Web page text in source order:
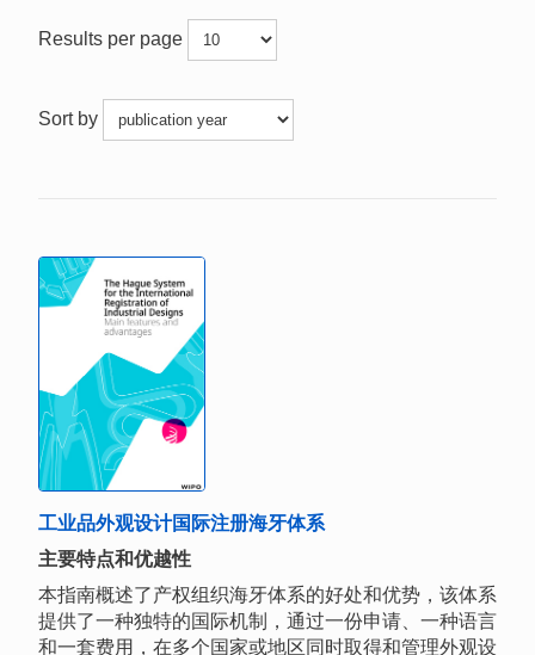
Results per page
Sort by
工业品外观设计国际注册海牙体系
主要特点和优越性
本指南概述了产权组织海牙体系的好处和优势，该体系
提供了一种独特的国际机制，通过一份申请、一种语言
和一套费用，在多个国家或地区同时取得和管理外观设